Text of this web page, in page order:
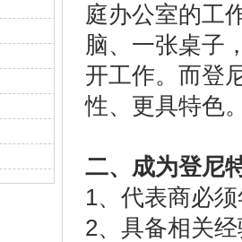
庭办公室的工
脑、一张桌子
开工作。而登
性、更具特色
二、成为登尼
1、代表商必
2、具备相关